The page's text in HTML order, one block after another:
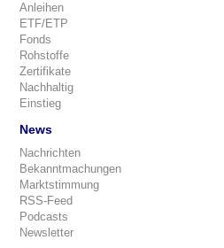
Anleihen
ETF/ETP
Fonds
Rohstoffe
Zertifikate
Nachhaltig
Einstieg
News
Nachrichten
Bekanntmachungen
Marktstimmung
RSS-Feed
Podcasts
Newsletter